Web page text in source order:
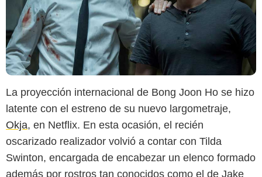
La proyección internacional de Bong Joon Ho se hizo
latente con el estreno de su nuevo largometraje,
Okja, en Netflix. En esta ocasión, el recién
oscarizado realizador volvió a contar con Tilda
Swinton, encargada de encabezar un elenco formado
además por rostros tan conocidos como el de Jake